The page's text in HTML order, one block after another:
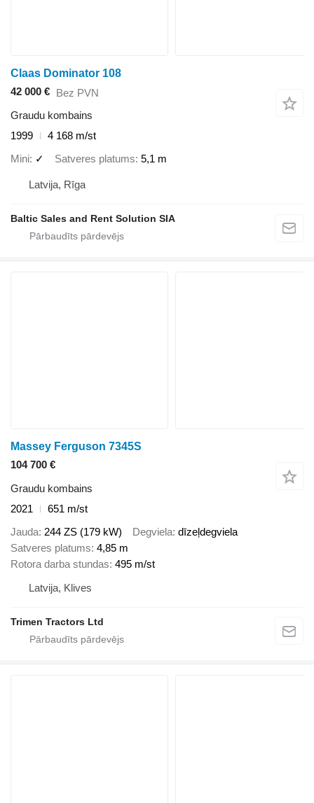
Claas Dominator 108
42 000 € Bez PVN
Graudu kombains
1999
4 168 m/st
Mini ✓ Satveres platums 5,1 m
Latvija, Rīga
Baltic Sales and Rent Solution SIA
Massey Ferguson 7345S
104 700 €
Graudu kombains
2021
651 m/st
Jauda 244 ZS (179 kW) Degviela dīzeļdegviela
Satveres platums 4,85 m
Rotora darba stundas 495 m/st
Latvija, Klives
Trimen Tractors Ltd